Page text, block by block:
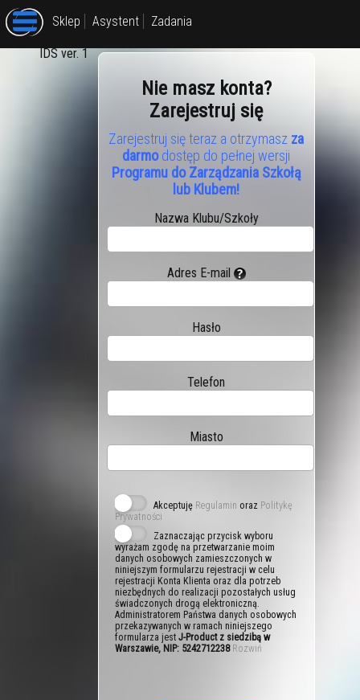
Sklep Asystent Zadania
IDS ver. 1
Nie masz konta?
Zarejestruj się
Zarejestruj się teraz a otrzymasz za
darmodostęp do pełnej wersji
Programu do Zarządzania Szkołą
lub Klubem!
Nazwa Klubu/Szkoły
Adres E-mail
Hasło
Telefon
Miasto
Akceptuję Regulamin oraz Politykę
Prywatności
Zaznaczając przycisk wyboru
wyrażam zgodę na przetwarzanie moim
danych osobowych zamieszczonych w
niniejszym formularzu rejestracji w celu
rejestracji Konta Klienta oraz dla potrzeb
niezbędnych do realizacji pozostałych usług
świadczonych drogą elektroniczną.
Administratorem Państwa danych osobowych
przekazywanych w ramach niniejszego
formularza jest J-Product z siedzibą w
Warszawie, NIP: 5242712238 Rozwiń